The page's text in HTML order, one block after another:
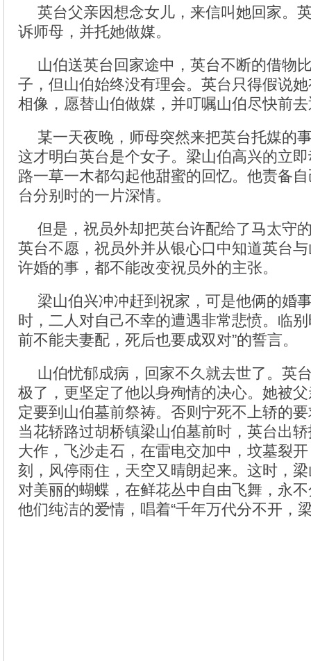
英台父亲因想念女儿，来信叫她回家。
诉师母，并托她做媒。
山伯送英台回家途中，英台不断的借物
子，但山伯始终没有理会。英台只得假说
相像，愿替山伯做媒，并叮嘱山伯尽快前
某一天夜晚，师母突然来把英台托媒的
这才明白英台是个女子。梁山伯高兴的立
路一草一木都勾起他甜蜜的回忆。他责备
台分别时的一片深情。
但是，祝员外却把英台许配给了马太守
英台不愿，祝员外并从银心口中知道英台
许婚的事，都不能改变祝员外的主张。
梁山伯兴冲冲赶到祝家，可是他俩的婚
时，二人对自己不幸的遭遇非常悲愤。临
前不能夫妻配，死后也要成双对”的誓言。
山伯忧郁成病，回家不久就去世了。英
极了，更坚定了他以身殉情的决心。她被
定要到山伯墓前祭祷。否则宁死不上轿的
当花轿路过胡桥镇梁山伯墓前时，英台出
大作，飞沙走石，在雷电交加中，坟墓裂
刻，风停雨住，天空又晴朗起来。这时，
对美丽的蝴蝶，在鲜花丛中自由飞舞，永
他们纯洁的爱情，唱着“千年万代分不开，